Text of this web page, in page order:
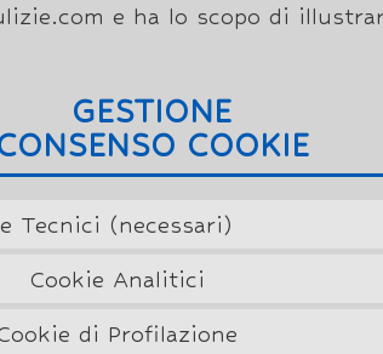
e ha lo scopo di
GESTIONE
COOKIE
Tecnici (necessari)
Cookie Analitici
di Profilazione